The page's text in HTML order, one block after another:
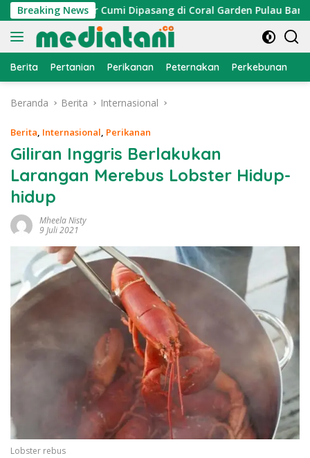
Langsung
ke
konten
Breaking News
Atraktor Cumi Dipasang di Coral Garden Pulau Barrang
Berita Pertanian Perikanan Peternakan Perkebunan
Beranda Berita Internasional
Berita, Internasional, Perikanan
Giliran Inggris Berlakukan
Larangan Merebus Lobster Hidup-
hidup
Mheela Nisty
9 Juli 2021
Lobster rebus